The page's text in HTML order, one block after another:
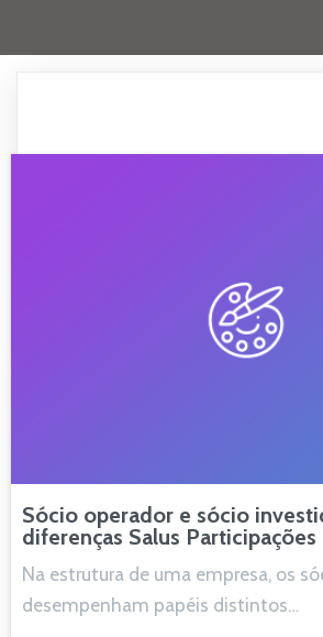
Sócio operador e sócio
diferenças Salus Participações
Na estrutura de uma empresa, os
desempenham papéis distintos…